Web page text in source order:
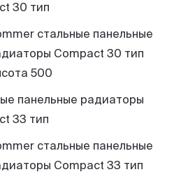
30 тип
стальные панельные
Compact 30 тип
500
панельные радиаторы
33 тип
стальные панельные
Compact 33 тип